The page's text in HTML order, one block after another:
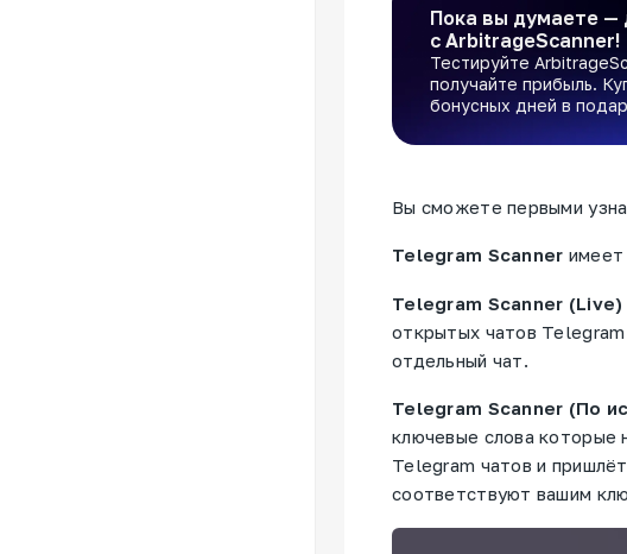
Пока вы думаете —
с ArbitrageScanner!
Тестируйте
получайте прибыль.
бонусных дней в
Вы сможете первыми
Telegram Scanner имеет
Telegram Scanner (Live)
открытых чатов
отдельный чат.
Telegram Scanner (По
ключевые слова которые
Telegram чатов и
соответствуют вашим